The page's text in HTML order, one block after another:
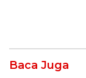
Baca Juga